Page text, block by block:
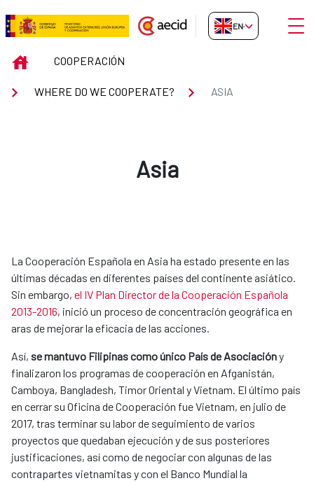
Skip to Main Content
ASIA
EN-GB
INICIOCOOPERACIÓN
WHERE DO WE COOPERATE? ASIA
Asia
​​​​​​La Cooperación Española en Asia ha estado presente en las
últimas décadas en diferentes países del continente asiático.
Sin embargo, el IV Plan Director de la Cooperación Española
2013-2016, inició un proceso de concentración geográfica en
aras de mejorar la eficacia de las acciones.
Así, se mantuvo Filipinas como único País de Asociacióny
finalizaron los programas de cooperación en Afganistán,
Camboya, Bangladesh, Timor Oriental y Vietnam. El último país
en cerrar su Oficina de Cooperación fue Vietnam, en julio de
2017, tras terminar su labor de seguimiento de varios
proyectos que quedaban ejecución y de sus posteriores
justificaciones, así como de negociar con algunas de las
contrapartes vietnamitas y con el Banco Mundial la